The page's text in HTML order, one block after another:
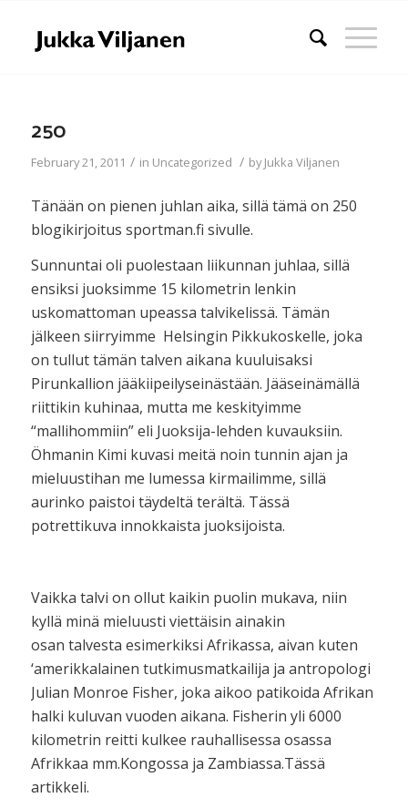
250
February 21, 2011 / in Uncategorized / byJukka Viljanen
Tänään on pienen juhlan aika, sillä tämä on 250
blogikirjoitus sportman.fi sivulle.
Sunnuntai oli puolestaan liikunnan juhlaa, sillä
ensiksi juoksimme 15 kilometrin lenkin
uskomattoman upeassa talvikelissä. Tämän
jälkeen siirryimme Helsingin Pikkukoskelle, joka
on tullut tämän talven aikana kuuluisaksi
Pirunkallion jääkiipeilyseinästään. Jääseinämällä
riittikin kuhinaa, mutta me keskityimme
“mallihommiin” eli Juoksija-lehden kuvauksiin.
Öhmanin Kimi kuvasi meitä noin tunnin ajan ja
mieluustihan me lumessa kirmailimme, sillä
aurinko paistoi täydeltä terältä. Tässä
potrettikuva innokkaista juoksijoista.
Vaikka talvi on ollut kaikin puolin mukava, niin
kyllä minä mieluusti viettäisin ainakin
osan talvesta esimerkiksi Afrikassa, aivan kuten
‘amerikkalainen tutkimusmatkailija ja antropologi
Julian Monroe Fisher, joka aikoo patikoida Afrikan
halki kuluvan vuoden aikana. Fisherin yli 6000
kilometrin reitti kulkee rauhallisessa osassa
Afrikkaa mm.Kongossa ja Zambiassa.Tässä
artikkeli.